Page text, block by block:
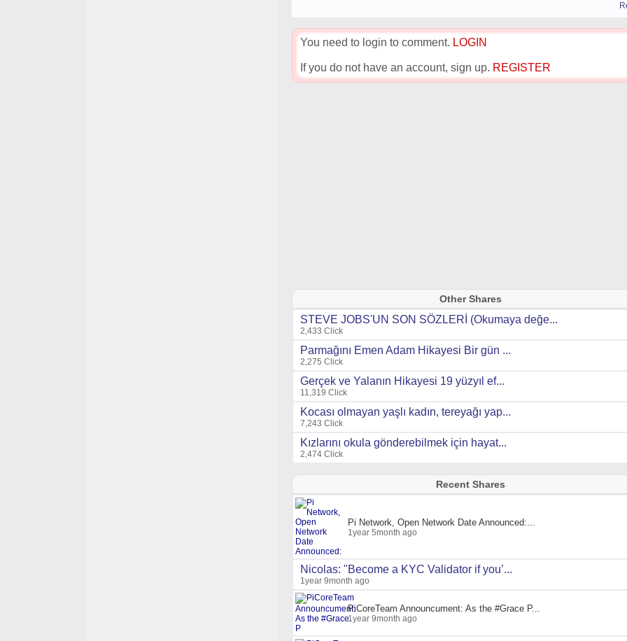
You need to login to comment. LOGIN
If you do not have an account, sign up. REGISTER
Other Shares
STEVE JOBS'UN SON SÖZLERİ (Okumaya değe...
2,433 Click
Parmağını Emen Adam Hikayesi Bir gün ...
2,275 Click
Gerçek ve Yalanın Hikayesi 19 yüzyıl ef...
11,319 Click
Kocası olmayan yaşlı kadın, tereyağı yap...
7,243 Click
Kızlarını okula gönderebilmek için hayat...
2,474 Click
Recent Shares
Pi Network, Open Network Date Announced:...
1year 5month ago
Nicolas: "Become a KYC Validator if you’...
1year 9month ago
PiCoreTeam Announcument: As the #Grace P...
1year 9month ago